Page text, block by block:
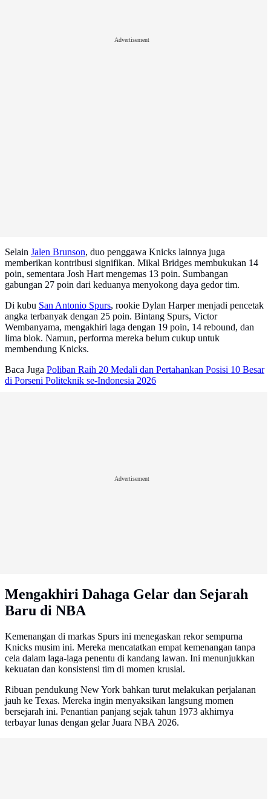
Advertisement
Selain Jalen Brunson, duo penggawa Knicks lainnya juga
memberikan kontribusi signifikan. Mikal Bridges membukukan 14
poin, sementara Josh Hart mengemas 13 poin. Sumbangan
gabungan 27 poin dari keduanya menyokong daya gedor tim.
Di kubu San Antonio Spurs, rookie Dylan Harper menjadi pencetak
angka terbanyak dengan 25 poin. Bintang Spurs, Victor
Wembanyama, mengakhiri laga dengan 19 poin, 14 rebound, dan
lima blok. Namun, performa mereka belum cukup untuk
membendung Knicks.
Baca Juga Poliban Raih 20 Medali dan Pertahankan Posisi 10 Besar
di Porseni Politeknik se-Indonesia 2026
Advertisement
Mengakhiri Dahaga Gelar dan Sejarah
Baru di NBA
Kemenangan di markas Spurs ini menegaskan rekor sempurna
Knicks musim ini. Mereka mencatatkan empat kemenangan tanpa
cela dalam laga-laga penentu di kandang lawan. Ini menunjukkan
kekuatan dan konsistensi tim di momen krusial.
Ribuan pendukung New York bahkan turut melakukan perjalanan
jauh ke Texas. Mereka ingin menyaksikan langsung momen
bersejarah ini. Penantian panjang sejak tahun 1973 akhirnya
terbayar lunas dengan gelar Juara NBA 2026.